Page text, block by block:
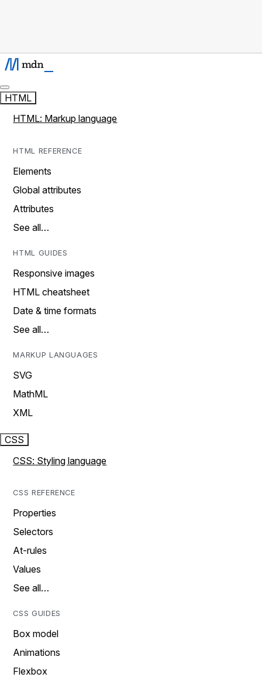
HTML
HTML: Markup language
HTML REFERENCE
Elements
Global attributes
Attributes
See all…
HTML GUIDES
Responsive images
HTML cheatsheet
Date & time formats
See all…
MARKUP LANGUAGES
SVG
MathML
XML
CSS
CSS: Styling language
CSS REFERENCE
Properties
Selectors
At-rules
Values
See all…
CSS GUIDES
Box model
Animations
Flexbox